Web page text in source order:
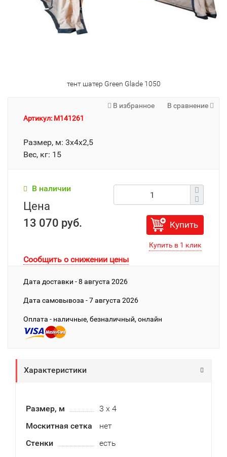
тент шатер Green Glade 1050
В избранное
В сравнение
Артикул: M141261
Размер, м: 3х4х2,5
Вес, кг: 15
В наличии
Цена
13 070 руб.
Купить
Сообщить о снижении цены
Дата доставки - 8 августа 2026
Дата cамовывоза - 7 августа 2026
Оплата - наличные, безналичный, онлайн
Характеристики
Размер, м
3 х 4
Москитная сетка
нет
Стенки
есть